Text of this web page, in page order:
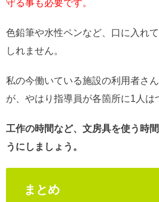
守る事も必要です。
色鉛筆や水性ペンなど、口に入れ
しれません。
私の今働いている施設の利用者さ
が、やはり指導員が各箇所に1人は
工作の時間など、文房具を使う時
うにしましょう。
まとめ